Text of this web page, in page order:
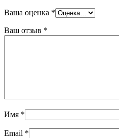
Ваша оценка *
Ваш отзыв *
Имя *
Email *